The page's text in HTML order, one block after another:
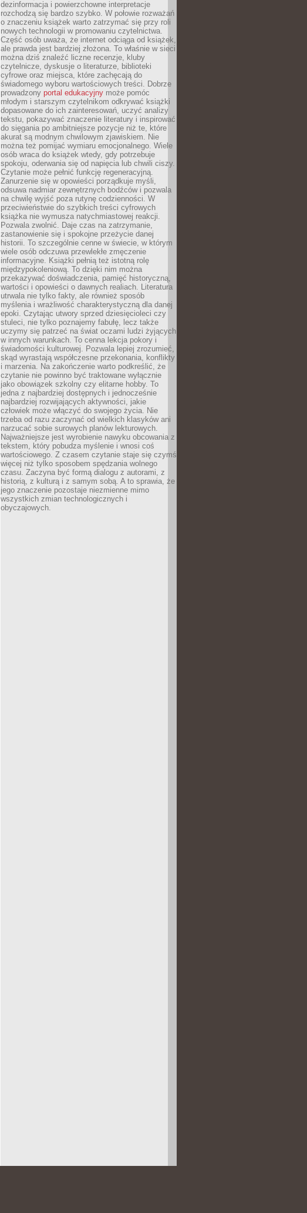
dezinformacja i powierzchowne interpretacje
rozchodzą się bardzo szybko. W połowie rozważań
o znaczeniu książek warto zatrzymać się przy roli
nowych technologii w promowaniu czytelnictwa.
Część osób uważa, że internet odciąga od książek,
ale prawda jest bardziej złożona. To właśnie w sieci
można dziś znaleźć liczne recenzje, kluby
czytelnicze, dyskusje o literaturze, biblioteki
cyfrowe oraz miejsca, które zachęcają do
świadomego wyboru wartościowych treści. Dobrze
prowadzony portal edukacyjny może pomóc
młodym i starszym czytelnikom odkrywać książki
dopasowane do ich zainteresowań, uczyć analizy
tekstu, pokazywać znaczenie literatury i inspirować
do sięgania po ambitniejsze pozycje niż te, które
akurat są modnym chwilowym zjawiskiem. Nie
można też pomijać wymiaru emocjonalnego. Wiele
osób wraca do książek wtedy, gdy potrzebuje
spokoju, oderwania się od napięcia lub chwili ciszy.
Czytanie może pełnić funkcję regeneracyjną.
Zanurzenie się w opowieści porządkuje myśli,
odsuwa nadmiar zewnętrznych bodźców i pozwala
na chwilę wyjść poza rutynę codzienności. W
przeciwieństwie do szybkich treści cyfrowych
książka nie wymusza natychmiastowej reakcji.
Pozwala zwolnić. Daje czas na zatrzymanie,
zastanowienie się i spokojne przeżycie danej
historii. To szczególnie cenne w świecie, w którym
wiele osób odczuwa przewlekłe zmęczenie
informacyjne. Książki pełnią też istotną rolę
międzypokoleniową. To dzięki nim można
przekazywać doświadczenia, pamięć historyczną,
wartości i opowieści o dawnych realiach. Literatura
utrwala nie tylko fakty, ale również sposób
myślenia i wrażliwość charakterystyczną dla danej
epoki. Czytając utwory sprzed dziesięcioleci czy
stuleci, nie tylko poznajemy fabułę, lecz także
uczymy się patrzeć na świat oczami ludzi żyjących
w innych warunkach. To cenna lekcja pokory i
świadomości kulturowej. Pozwala lepiej zrozumieć,
skąd wyrastają współczesne przekonania, konflikty
i marzenia. Na zakończenie warto podkreślić, że
czytanie nie powinno być traktowane wyłącznie
jako obowiązek szkolny czy elitarne hobby. To
jedna z najbardziej dostępnych i jednocześnie
najbardziej rozwijających aktywności, jakie
człowiek może włączyć do swojego życia. Nie
trzeba od razu zaczynać od wielkich klasyków ani
narzucać sobie surowych planów lekturowych.
Najważniejsze jest wyrobienie nawyku obcowania z
tekstem, który pobudza myślenie i wnosi coś
wartościowego. Z czasem czytanie staje się czymś
więcej niż tylko sposobem spędzania wolnego
czasu. Zaczyna być formą dialogu z autorami, z
historią, z kulturą i z samym sobą. A to sprawia, że
jego znaczenie pozostaje niezmienne mimo
wszystkich zmian technologicznych i
obyczajowych.